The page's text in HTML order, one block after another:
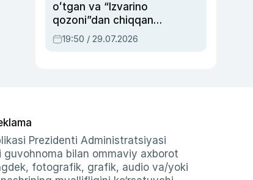
oʻtgan va “Izvarino
qozoni”dan chiqqan
qahramon — Ukraina
armiyasi bosh
19:50 / 29.07.2026
Prezidenti Administratsiyasi
bilan ommaviy axborot
fotografik, grafik, audio va/yoki